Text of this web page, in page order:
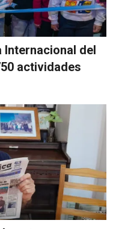
Internacional del
actividades